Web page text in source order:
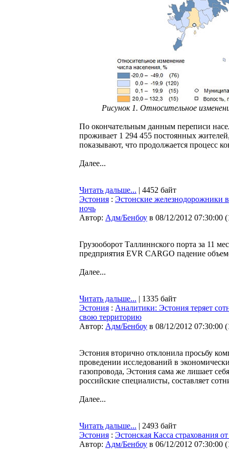
Рисунок 1. Относительное
По окончательным данным переписи
проживает 1 294 455 постоянных
показывают, что продолжается процесс
Далее...
Читать дальше... | 4452 байт
Эстония : Эстонские железнодорожники
ночь
Автор: Адм/Бенбоу в 08/12/2012 07:30:00 (
Грузооборот Таллиннского порта за 11
предприятия EVR CARGO падение
Далее...
Читать дальше... | 1335 байт
Эстония : Аналитики: Эстония теряет
свою территорию
Автор: Адм/Бенбоу в 08/12/2012 07:30:00 (
Эстония вторично отклонила просьбу
проведении исследований в
газопровода, Эстония сама же лишает
российские специалисты, составляет
Далее...
Читать дальше... | 2493 байт
Эстония : Эстонская Касса страхования
Автор: Адм/Бенбоу в 06/12/2012 07:30:00 (